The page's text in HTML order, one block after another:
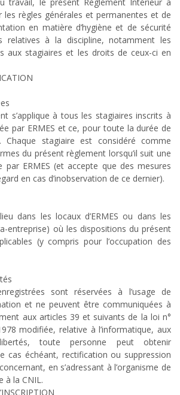
règles générales et permanentes et de
en matière d’hygiène et de sécurité
relatives à la discipline, notamment les
aux stagiaires et les droits de ceux-ci en
s’applique à tous les stagiaires inscrits à
par ERMES et ce, pour toute la durée de
Chaque stagiaire est considéré comme
du présent règlement lorsqu’il suit une
par ERMES (et accepte que des mesures
en cas d’inobservation de ce dernier).
dans les locaux d’ERMES ou dans les
entreprise) où les dispositions du présent
(y compris pour l’occupation des
sont réservées à l’usage de
et ne peuvent être communiquées à
aux articles 39 et suivants de la loi n°
modifiée, relative à l’informatique, aux
toute personne peut obtenir
cas échéant, rectification ou suppression
en s’adressant à l’organisme de
à la CNIL.